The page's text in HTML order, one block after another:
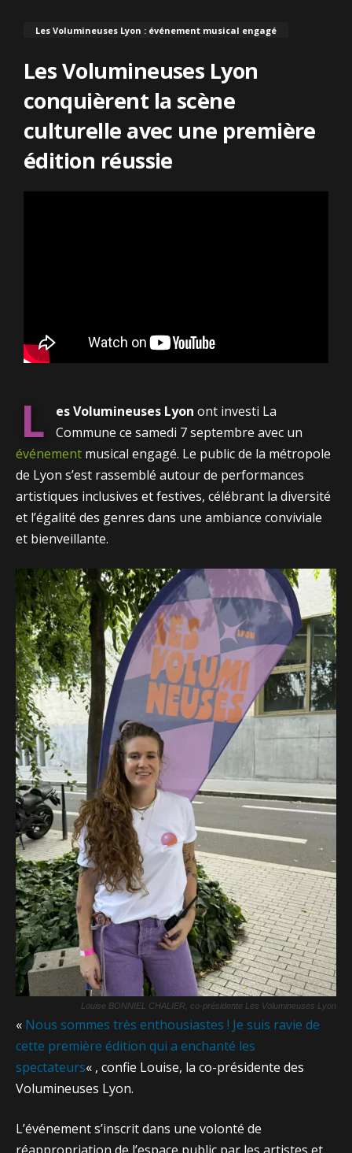
Les Volumineuses Lyon : événement musical engagé
Les Volumineuses Lyon
conquièrent la scène
culturelle avec une première
édition réussie
L es Volumineuses Lyon ont investi La
Commune ce samedi 7 septembre avec un
événement musical engagé. Le public de la métropole
de Lyon s’est rassemblé autour de performances
artistiques inclusives et festives, célébrant la diversité
et l’égalité des genres dans une ambiance conviviale
et bienveillante.
Louise BONNIEL CHALIER, co-présidente Les Volumineuses Lyon
« Nous sommes très enthousiastes ! Je suis ravie de
cette première édition qui a enchanté les
spectateurs« , confie Louise, la co-présidente des
Volumineuses Lyon.
L’événement s’inscrit dans une volonté de